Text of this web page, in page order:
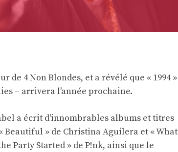
de 4 Non Blondes, et a révélé que « 1994 »
– arrivera l'année prochaine.
a écrit d'innombrables albums et titres
Beautiful » de Christina Aguilera et « What
Party Started » de P!nk, ainsi que le